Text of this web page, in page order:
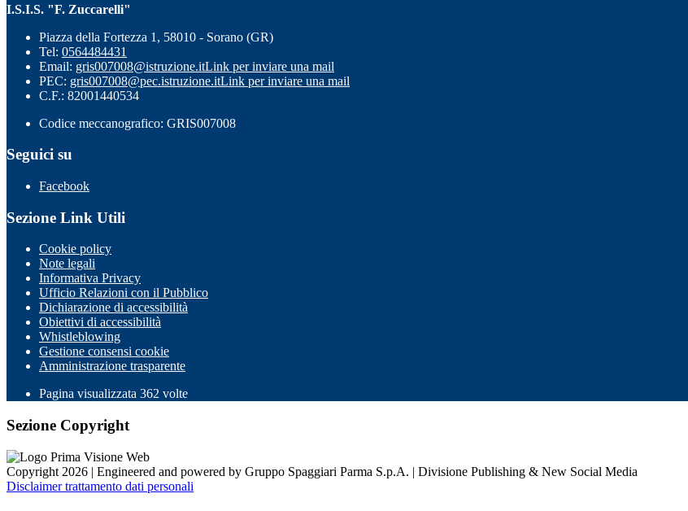
I.S.I.S. "F. Zuccarelli"
Piazza della Fortezza 1, 58010 - Sorano (GR)
Tel: 0564484431
Email: gris007008@istruzione.itLink per inviare una mail
PEC: gris007008@pec.istruzione.itLink per inviare una mail
C.F.: 82001440534
Codice meccanografico: GRIS007008
Seguici su
Facebook
Sezione Link Utili
Cookie policy
Note legali
Informativa Privacy
Ufficio Relazioni con il Pubblico
Dichiarazione di accessibilità
Obiettivi di accessibilità
Whistleblowing
Gestione consensi cookie
Amministrazione trasparente
Pagina visualizzata 362 volte
Sezione Copyright
Copyright 2026 | Engineered and powered by Gruppo Spaggiari Parma S.p.A. | Divisione Publishing & New Social Media
Disclaimer trattamento dati personali